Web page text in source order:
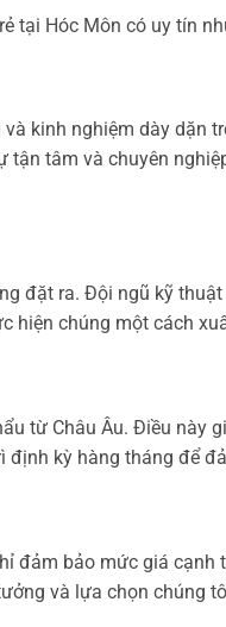
tại Hóc Môn có uy tín
kinh nghiệm dày dặn
tâm và chuyên
đặt ra. Đội ngũ kỹ
hiện chúng một cách
từ Châu Âu. Điều này
kỳ hàng tháng để
đảm bảo mức giá
và lựa chọn chúng